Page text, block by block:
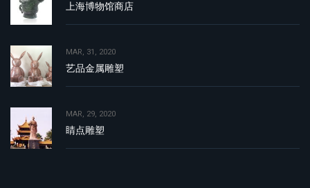
上海博物馆商店
MAR, 31, 2020
艺品金属雕塑
MAR, 29, 2020
睛点雕塑